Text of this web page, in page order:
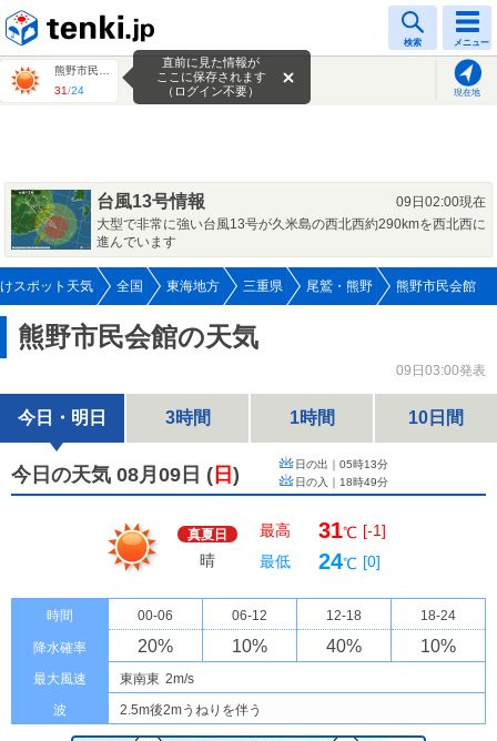
検索 メニュー
31/24 現在地
直前に見た情報が
ここに保存されます
（ログイン不要）
台風13号情報
09日02:00現在
大型で非常に強い台風13号が久米島の西北西約290kmを西北西に
進んでいます
スポット天気 全国 東海地方 三重県 尾鷲・熊野 熊野市民会館
熊野市民会館の天気
09日03:00発表
今日・明日 3時間 1時間 10日間
今日の天気 08月09日 ( 日 ) 日の出｜ 05時13分
日の入｜ 18時49分
真夏日
晴
最高 31℃ [-1]
最低
24℃ [0]
時間 00-06 06-12 12-18 18-24
降水確率 20% 10% 40% 10%
最大風速 東南東 2m/s
波
2.5m後2mうねりを伴う